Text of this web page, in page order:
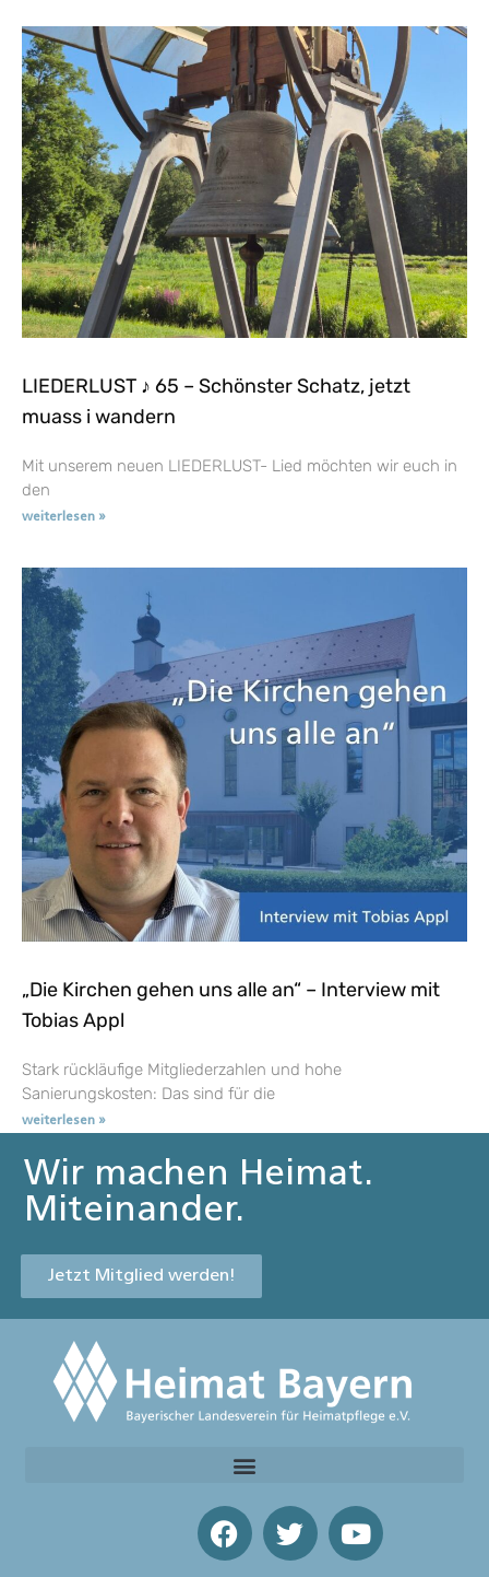
LIEDERLUST ♪ 65 – Schönster Schatz, jetzt
muass i wandern
Mit unserem neuen LIEDERLUST- Lied möchten wir euch in
den
weiterlesen »
„Die Kirchen gehen uns alle an“ – Interview mit
Tobias Appl
Stark rückläufige Mitgliederzahlen und hohe
Sanierungskosten: Das sind für die
weiterlesen »
Wir machen Heimat.
Miteinander.
Jetzt Mitglied werden!